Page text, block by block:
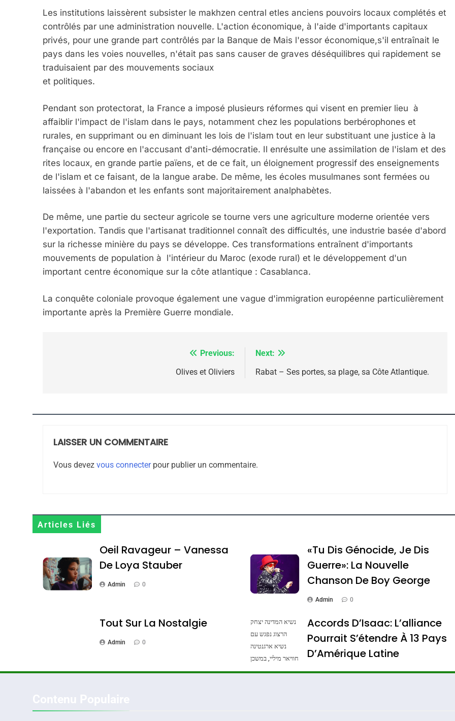
Les institutions laissèrent subsister le makhzen central etles anciens pouvoirs locaux complétés et
contrôlés par une administration nouvelle. L'action économique, à l'aide d'importants capitaux
privés, pour une grande part contrôlés par la Banque de Mais l'essor économique,s'il entraînait le
pays dans les voies nouvelles, n'était pas sans causer de graves déséquilibres qui rapidement se
traduisaient par des mouvements sociaux
et politiques.
Pendant son protectorat, la France a imposé plusieurs réformes qui visent en premier lieu à
affaiblir l'impact de l'islam dans le pays, notamment chez les populations berbérophones et
rurales, en supprimant ou en diminuant les lois de l'islam tout en leur substituant une justice à la
française ou encore en l'accusant d'anti-démocratie. Il enrésulte une assimilation de l'islam et des
rites locaux, en grande partie païens, et de ce fait, un éloignement progressif des enseignements
de l'islam et ce faisant, de la langue arabe. De même, les écoles musulmanes sont fermées ou
laissées à l'abandon et les enfants sont majoritairement analphabètes.
De même, une partie du secteur agricole se tourne vers une agriculture moderne orientée vers
l'exportation. Tandis que l'artisanat traditionnel connaît des difficultés, une industrie basée d'abord
sur la richesse minière du pays se développe. Ces transformations entraînent d'importants
mouvements de population à l'intérieur du Maroc (exode rural) et le développement d'un
important centre économique sur la côte atlantique : Casablanca.
La conquête coloniale provoque également une vague d'immigration européenne particulièrement
importante après la Première Guerre mondiale.
Previous:
Olives et Oliviers
Next:
Rabat – Ses portes, sa plage, sa Côte Atlantique.
LAISSER UN COMMENTAIRE
Vous devez vous connecterpour publier un commentaire.
Articles Liés
Oeil Ravageur – Vanessa
De Loya Stauber
Admin 0
«Tu Dis Génocide, Je Dis
Guerre»: La Nouvelle
Chanson De Boy George
Admin 0
Tout Sur La Nostalgie
Admin 0
נשיא המדינה יצחק
הרצוג נפגש עם
נשיא ארגנטינה
חוויאר מיליי, במשכן
הנשיא בירושלים.
Accords D’Isaac: L’alliance
Pourrait S’étendre À 13 Pays
D’Amérique Latine
Admin 0
2025, L’année La Plus Meurtrière Selon Le Rapport D’ADL Contre
FRANCE ISRAÉL
6
FIÈRE, DIGNE ET RÉSILIENTE : POURQUOI JE REVENDIQUE MA JUDAÏTE Par
Dvir
ISRAÉL JUDAISME
CE QUI NOUS MANQUE – Jacques Hadida
Terroir
Oeil Ravageur – Vanessa De Loya Stauber